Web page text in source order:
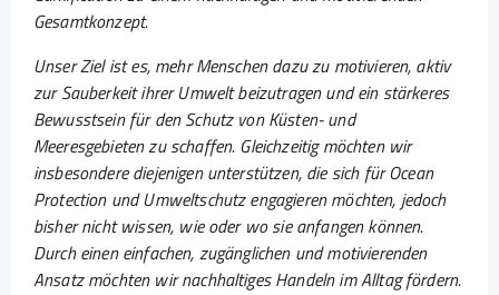
Gesamtkonzept.
Unser Ziel ist es, mehr Menschen dazu zu motivieren, aktiv
zur Sauberkeit ihrer Umwelt beizutragen und ein stärkeres
Bewusstsein für den Schutz von Küsten- und
Meeresgebieten zu schaffen. Gleichzeitig möchten wir
insbesondere diejenigen unterstützen, die sich für Ocean
Protection und Umweltschutz engagieren möchten, jedoch
bisher nicht wissen, wie oder wo sie anfangen können.
Durch einen einfachen, zugänglichen und motivierenden
Ansatz möchten wir nachhaltiges Handeln im Alltag fördern.